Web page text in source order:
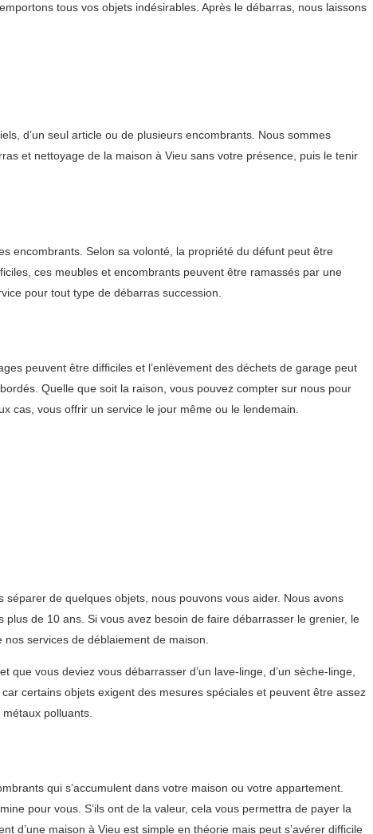
tous vos objets indésirables. Après le débarras, nous laissons
d’un seul article ou de plusieurs encombrants. Nous sommes
et nettoyage de la maison à Vieu sans votre présence, puis le tenir
encombrants. Selon sa volonté, la propriété du défunt peut être
ces meubles et encombrants peuvent être ramassés par une
pour tout type de débarras succession.
peuvent être difficiles et l’enlèvement des déchets de garage peut
Quelle que soit la raison, vous pouvez compter sur nous pour
cas, vous offrir un service le jour même ou le lendemain.
de quelques objets, nous pouvons vous aider. Nous avons
de 10 ans. Si vous avez besoin de faire débarrasser le grenier, le
services de déblaiement de maison.
que vous deviez vous débarrasser d’un lave-linge, d’un sèche-linge,
certains objets exigent des mesures spéciales et peuvent être assez
polluants.
qui s’accumulent dans votre maison ou votre appartement.
pour vous. S’ils ont de la valeur, cela vous permettra de payer la
d’une maison à Vieu est simple en théorie mais peut s’avérer difficile